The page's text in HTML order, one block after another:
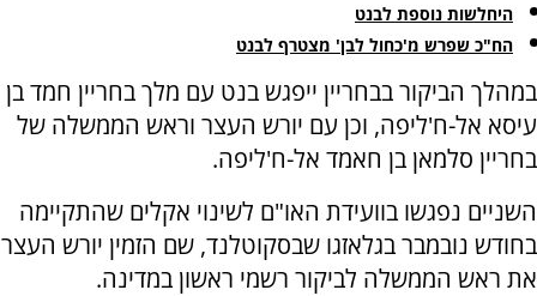
היחלשות נוספת לבנט
הח"כ שפרש מ'כחול לבן' מצטרף לבנט
במהלך הביקור בבחריין ייפגש בנט עם מלך בחריין חמד בן
עיסא אל-ח'ליפה, וכן עם יורש העצר וראש הממשלה של
בחריין סלמאן בן חאמד אל-ח'ליפה.
השניים נפגשו בוועידת האו"ם לשינוי אקלים שהתקיימה
בחודש נובמבר בגלאזגו שבסקוטלנד, שם הזמין יורש העצר
את ראש הממשלה לביקור רשמי ראשון במדינה.